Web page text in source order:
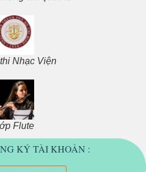
Nhạc Viện
Flute
KÝ TÀI KHOẢN :